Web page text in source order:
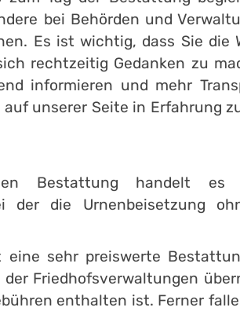
bei Behörden und
Es ist wichtig, dass Sie die
rechtzeitig Gedanken zu
informieren und mehr
unserer Seite in Erfahrung
Bestattung handelt
der die Urnenbeisetzung
sehr preiswerte
Friedhofsverwaltungen
enthalten ist. Ferner